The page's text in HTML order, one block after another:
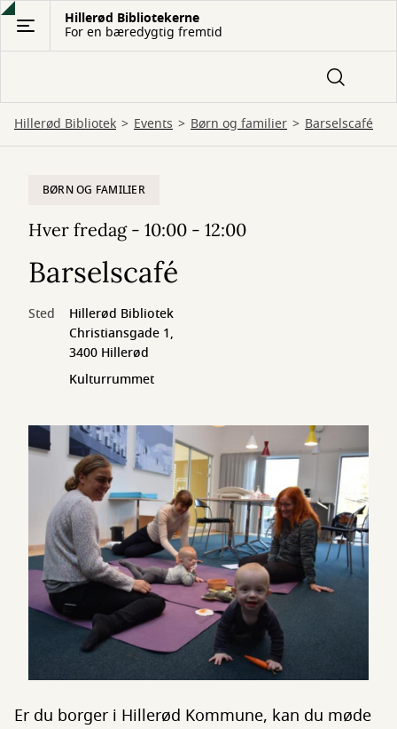
Gå
hovedindhold
Hillerød Bibliotekerne
For en bæredygtig fremtid
Hillerød Bibliotek Events Børn og familier Barselscafé
BØRN OG FAMILIER
Hver fredag - 10:00 - 12:00
Barselscafé
Sted
Hillerød Bibliotek
Christiansgade 1,
3400 Hillerød
Kulturrummet
Er du borger i Hillerød Kommune, kan du møde